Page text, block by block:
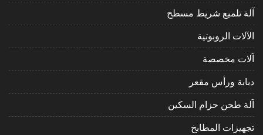
آلة تلميع شريط مسطح
الآلات الروبوتية
آلات مخصصة
دبابة ورأس مقعر
آلة طحن حزام السكين
تجهيزات المطابخ